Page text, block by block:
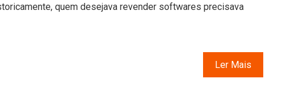
quem desejava revender softwares precisava
Ler Mais